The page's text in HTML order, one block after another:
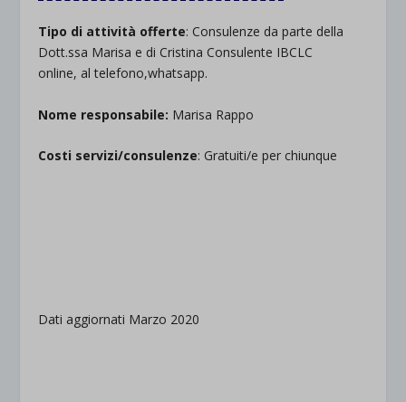
Tipo di attività offerte: Consulenze da parte della
Dott.ssa Marisa e di Cristina Consulente IBCLC
online, al telefono,whatsapp.
Nome responsabile: Marisa Rappo
Costi servizi/consulenze: Gratuiti/e per chiunque
Dati aggiornati Marzo 2020